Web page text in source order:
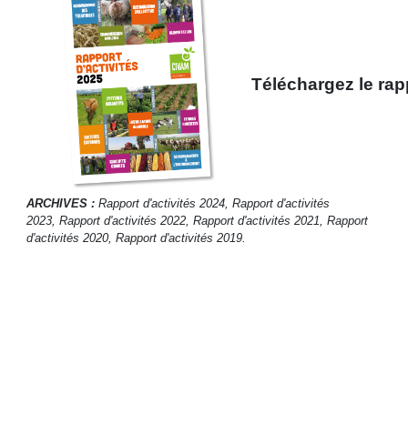
Téléchargez le
ARCHIVES : Rapport d'activités 2024, Rapport d'activités
2023, Rapport d'activités 2022, Rapport d'activités 2021, Rapport
d'activités 2020, Rapport d'activités 2019.